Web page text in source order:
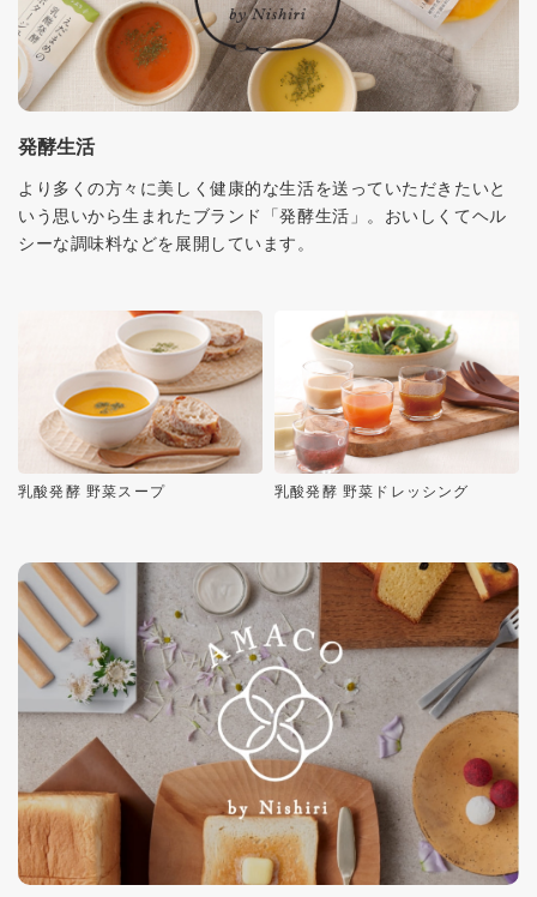
発酵生活
より多くの方々に美しく健康的な生活を送っていただきたいと
いう思いから生まれたブランド「発酵生活」。おいしくてヘル
シーな調味料などを展開しています。
乳酸発酵 野菜スープ 乳酸発酵 野菜ドレッシング